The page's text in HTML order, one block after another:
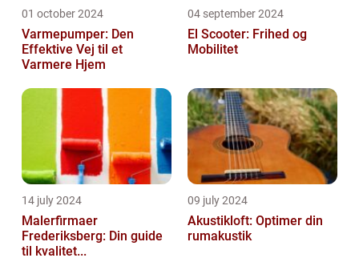
01 october 2024
Varmepumper: Den
Effektive Vej til et
Varmere Hjem
04 september 2024
El Scooter: Frihed og
Mobilitet
14 july 2024
Malerfirmaer
Frederiksberg: Din guide
til kvalitet...
09 july 2024
Akustikloft: Optimer din
rumakustik